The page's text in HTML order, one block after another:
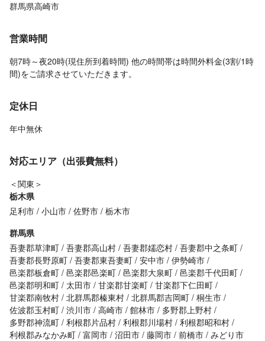
群馬県高崎市
営業時間
朝7時～夜20時(現住所到着時間) 他の時間帯は時間外料金(3割/1時
間)をご請求させていただきます。
定休日
年中無休
対応エリア（出張費無料）
＜関東＞
栃木県
足利市 小山市 佐野市 栃木市
群馬県
吾妻郡草津町 吾妻郡高山村 吾妻郡嬬恋村 吾妻郡中之条町
吾妻郡長野原町 吾妻郡東吾妻町 安中市 伊勢崎市
邑楽郡板倉町 邑楽郡邑楽町 邑楽郡大泉町 邑楽郡千代田町
邑楽郡明和町
太田市 甘楽郡甘楽町 甘楽郡下仁田町
甘楽郡南牧村 北群馬郡榛東村 北群馬郡吉岡町 桐生市
佐波郡玉村町 渋川市 高崎市 館林市
多野郡上野村
多野郡神流町 利根郡片品村 利根郡川場村 利根郡昭和村
利根郡みなかみ町 富岡市 沼田市 藤岡市 前橋市 みどり市